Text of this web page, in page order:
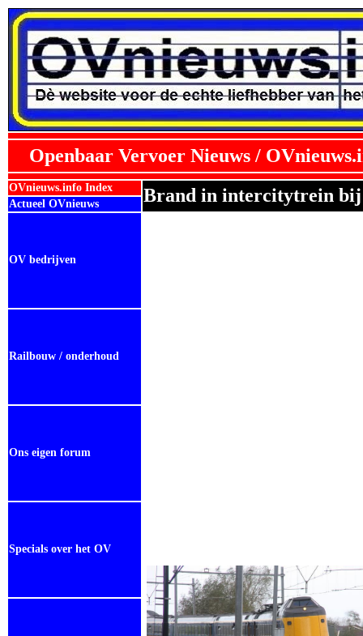
Openbaar Vervoer Nieuws /
OVnieuws.info Index Brand in intercitytrein
Actueel OVnieuws
OV bedrijven
Railbouw / onderhoud
Ons eigen forum
Specials over het OV